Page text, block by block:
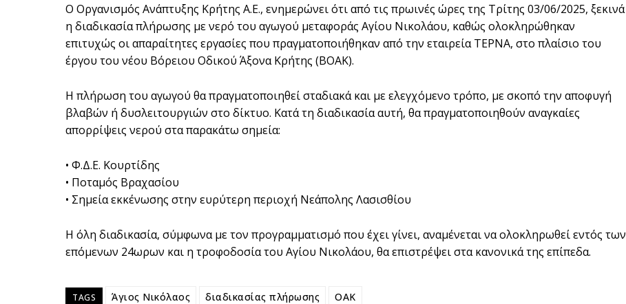
Ο Οργανισμός Ανάπτυξης Κρήτης Α.Ε., ενημερώνει ότι από τις πρωινές ώρες της Τρίτης 03/06/2025, ξεκινά
η διαδικασία πλήρωσης με νερό του αγωγού μεταφοράς Αγίου Νικολάου, καθώς ολοκληρώθηκαν
επιτυχώς οι απαραίτητες εργασίες που πραγματοποιήθηκαν από την εταιρεία ΤΕΡΝΑ, στο πλαίσιο του
έργου του νέου Βόρειου Οδικού Άξονα Κρήτης (ΒΟΑΚ).
Η πλήρωση του αγωγού θα πραγματοποιηθεί σταδιακά και με ελεγχόμενο τρόπο, με σκοπό την αποφυγή
βλαβών ή δυσλειτουργιών στο δίκτυο. Κατά τη διαδικασία αυτή, θα πραγματοποιηθούν αναγκαίες
απορρίψεις νερού στα παρακάτω σημεία:
• Φ.Δ.Ε. Κουρτίδης
• Ποταμός Βραχασίου
• Σημεία εκκένωσης στην ευρύτερη περιοχή Νεάπολης Λασισθίου
Η όλη διαδικασία, σύμφωνα με τον προγραμματισμό που έχει γίνει, αναμένεται να ολοκληρωθεί εντός των
επόμενων 24ωρων και η τροφοδοσία του Αγίου Νικολάου, θα επιστρέψει στα κανονικά της επίπεδα.
TAGS Άγιος Νικόλαος διαδικασίας πλήρωσης ΟΑΚ